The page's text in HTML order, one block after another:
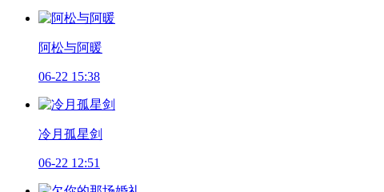
阿松与阿暖
06-22 15:38
冷月孤星剑
06-22 12:51